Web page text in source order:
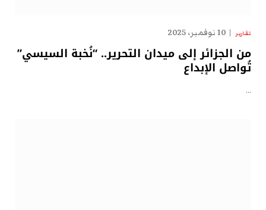
تقارير 10 نوفمبر، 2025
من الجزائر إلى ميدان التحرير.. “نُخبة السيسي”
تُواصل الإبداع
…